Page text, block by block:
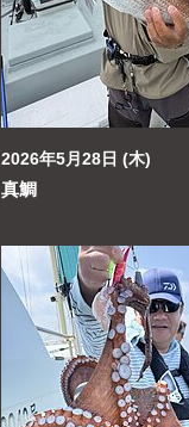
2026年5月28日 (木)
真鯛